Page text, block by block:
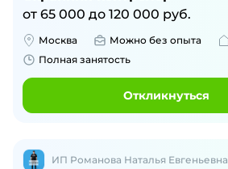
от 65 000 до 120 000 руб.
Москва Можно без опыта
Полная занятость
Откликнуться
ИП Романова Наталья Евгеньевна